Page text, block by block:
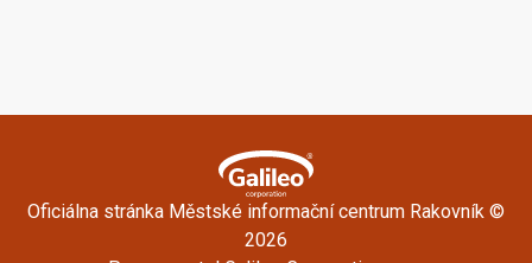
Oficiálna stránka Městské informační centrum Rakovník ©
2026